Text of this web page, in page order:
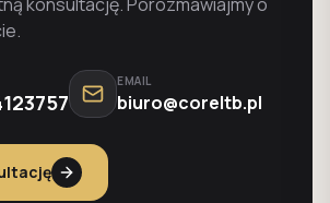
EMAIL
biuro@coreltb.pl